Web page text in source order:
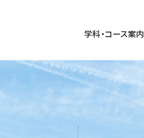
学科・コース案内